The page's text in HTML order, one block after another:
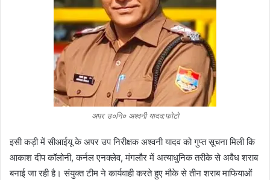
अपर उ०नि० अश्वनी यादव:फोटो
इसी कड़ी में सीआईयू के अपर उप निरीक्षक अश्वनी यादव को गुप्त सूचना मिली कि
आकाश दीप कॉलोनी, कर्नल एनक्लेव, मंगलौर में अत्याधुनिक तरीके से अवैध शराब
बनाई जा रही है। संयुक्त टीम ने कार्यवाही करते हुए मौके से तीन शराब माफियाओं